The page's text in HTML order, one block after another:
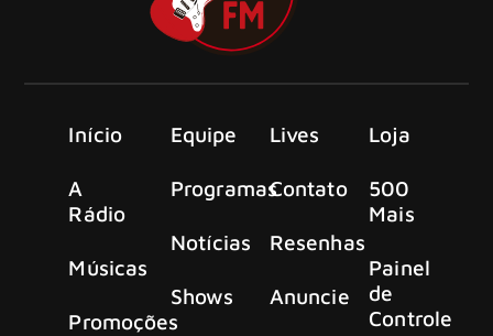
Início
A
Rádio
Músicas
Promoções
Equipe
Programas
Notícias
Shows
Lives
Contato
Resenhas
Anuncie
Loja
500
Mais
Painel
de
Controle